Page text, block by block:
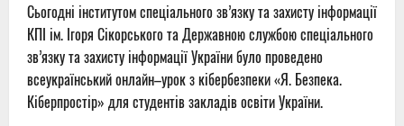
Сьогодні інститутом спеціального зв’язку та захисту інформації
КПІ ім. Ігоря Сікорського та Державною службою спеціального
зв’язку та захисту інформації України було проведено
всеукраїнський онлайн–урок з кібербезпеки «Я. Безпека.
Кіберпростір» для студентів закладів освіти України.